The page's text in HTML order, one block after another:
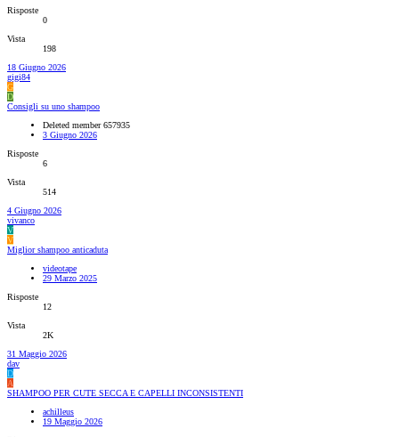
Risposte
0
Vista
198
18 Giugno 2026
gigi84
G
D
Consigli su uno shampoo
Deleted member 657935
3 Giugno 2026
Risposte
6
Vista
514
4 Giugno 2026
vivanco
V
V
Miglior shampoo anticaduta
videotape
29 Marzo 2025
Risposte
12
Vista
2K
31 Maggio 2026
dav
D
A
SHAMPOO PER CUTE SECCA E CAPELLI INCONSISTENTI
achilleus
19 Maggio 2026